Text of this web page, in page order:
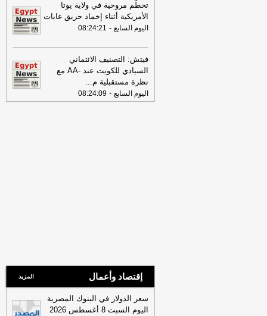
08:15
"مقلة" ينهي حياة "توقه" في
منطقة زراعية بكرداسة -
اليوم السابع
08:13
"الفاو": ارتفاع أسعار الغذاء عالميًا
في يوليو لأعلى مستوى منذ 3 سنوات
تحطّم مروحية في ولاية يوتا
الأمريكية أثناء إخماد حريق غابات
اليوم السابع -
08:24:21
فيتش: التصنيف الائتماني
السيادي للكويت عند -AA مع
نظرة مستقبلية م...
اليوم السابع -
08:24:09
إقتصاد وأعمال المزيد
سعر الدولار في البنوك المصرية
اليوم السبت 8 أغسطس 2026